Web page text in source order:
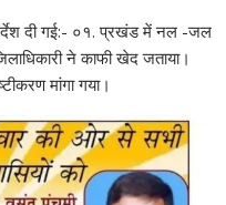
निर्देश दी गई:- ०१. प्रखंड में नल -जल
ने काफी खेद जताया।
मांगा गया।